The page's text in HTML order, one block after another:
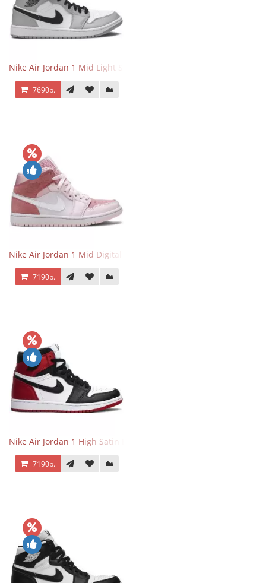
Nike Air Jordan 1 Mid Light Smoke Grey
7690р.
Nike Air Jordan 1 Mid Digital Pink
7190р.
Nike Air Jordan 1 High Satin Black Toe
7190р.